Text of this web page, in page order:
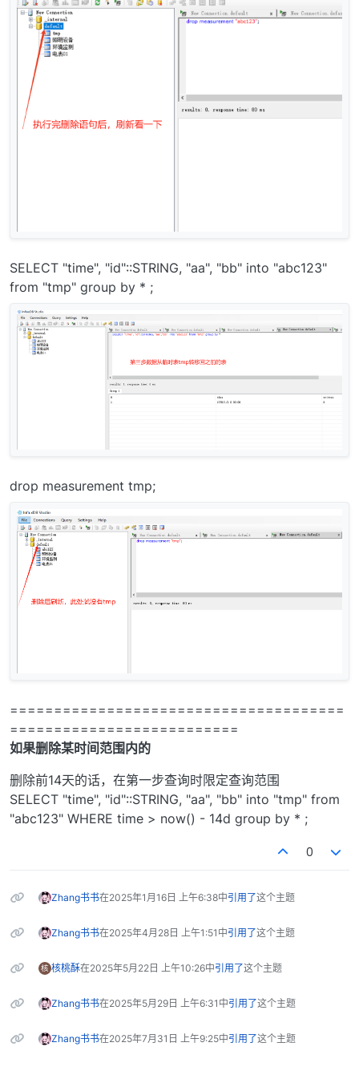
SELECT "time", "id"::STRING, "aa", "bb" into "abc123"
from "tmp" group by * ;
drop measurement tmp;
======================================
==========================
如果删除某时间范围内的
删除前14天的话，在第一步查询时限定查询范围
SELECT "time", "id"::STRING, "aa", "bb" into "tmp" from
"abc123" WHERE time > now() - 14d group by * ;
0
Zhang书书在2025年1月16日 上午6:38中引用了这个主题
Zhang书书在2025年4月28日 上午1:51 中引用了这个主题
核 核桃酥在2025年5月22日 上午10:26中引用了这个主题
Zhang书书在2025年5月29日 上午6:31 中引用了这个主题
Zhang书书在2025年7月31日 上午9:25中引用了这个主题